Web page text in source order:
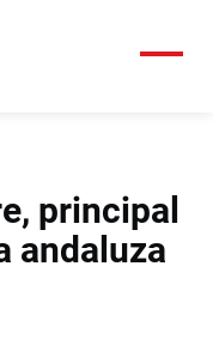
principal
andaluza